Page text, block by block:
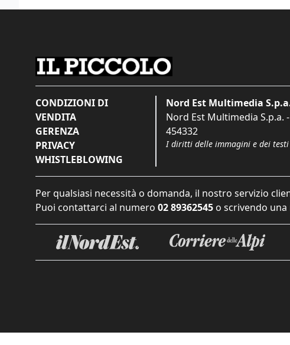
CONDIZIONI DI
VENDITA
GERENZA
PRIVACY
WHISTLEBLOWING
Nord Est Multimedia
Nord Est Multimedia S.p.a. -
454332
I diritti delle immagini e dei testi
Per qualsiasi necessità o domanda, il nostro servizio
Puoi contattarci al numero 02 89362545 o scrivendo una